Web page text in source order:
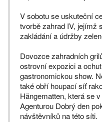
V sobotu se uskuteční
tvorbě zahrad IV, jejímž
zakládání a údržby
Dovozce zahradních
ostrovní expozici a
gastronomickou show.
také obří houpací síť
Hängematten, která se
Agenturou Dobrý den
návštěvníků na této síti.